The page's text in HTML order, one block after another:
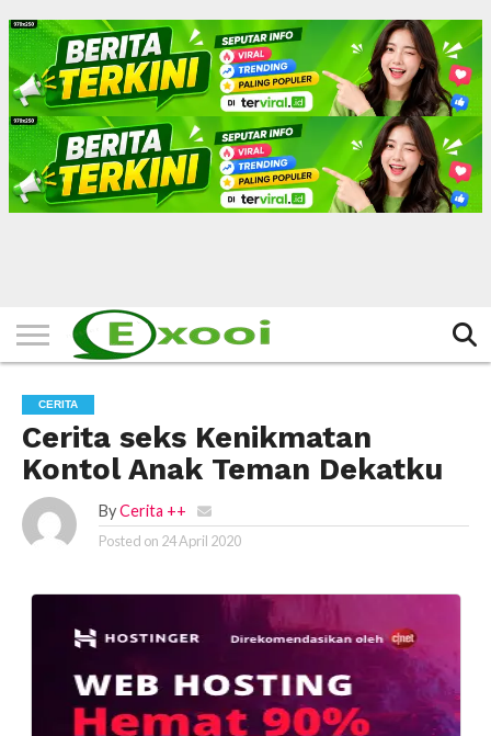
HOME
FILTER
BERITA
BIODATA
CERITA
CERPEN
EKSKLUSIF
FOTO
VIDEO
TIPS
MORE
CERITA
Cerita seks Kenikmatan
Kontol Anak Teman Dekatku
By Cerita ++
Posted on 24 April 2020